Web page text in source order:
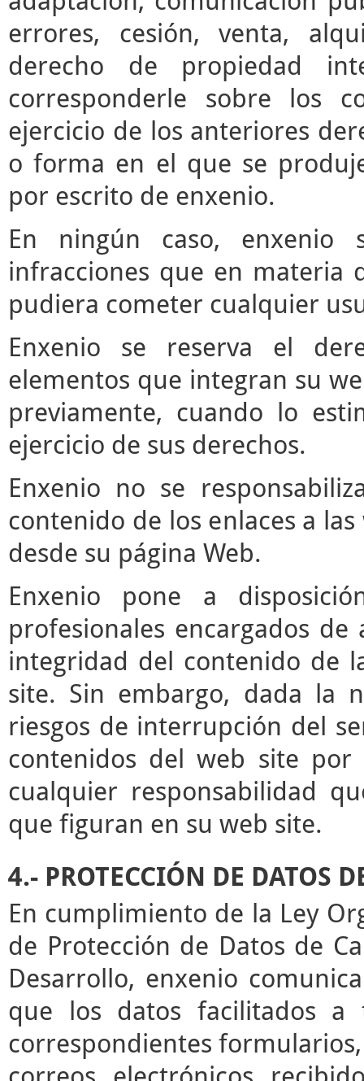
errores, cesión, venta,
derecho de propiedad
corresponderle sobre los
ejercicio de los anteriores
o forma en el que se
por escrito de enxenio.
En ningún caso, enxenio
infracciones que en materia
pudiera cometer cualquier
Enxenio se reserva el
elementos que integran su
previamente, cuando lo
ejercicio de sus derechos.
Enxenio no se
contenido de los enlaces a
desde su página Web.
Enxenio pone a
profesionales encargados
integridad del contenido de
site. Sin embargo, dada la
riesgos de interrupción del
contenidos del web site por
cualquier responsabilidad
que figuran en su web site.
4.- PROTECCIÓN DE DATOS
En cumplimiento de la Ley
de Protección de Datos de
Desarrollo, enxenio
que los datos facilitados
correspondientes